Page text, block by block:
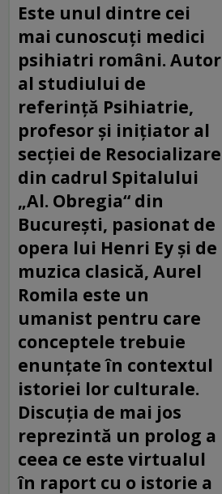
Este unul dintre cei
mai cunoscuți medici
psihiatri români. Autor
al studiului de
referință Psihiatrie,
profesor și inițiator al
secției de Resocializare
din cadrul Spitalului
„Al. Obregia“ din
București, pasionat de
opera lui Henri Ey și de
muzica clasică, Aurel
Romila este un
umanist pentru care
conceptele trebuie
enunțate în contextul
istoriei lor culturale.
Discuția de mai jos
reprezintă un prolog a
ceea ce este virtualul
în raport cu o istorie a